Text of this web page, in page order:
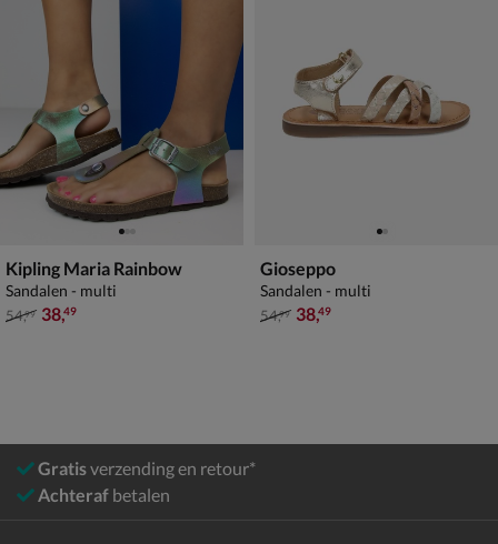
Kipling Maria Rainbow
Sandalen - multi
van € 54,99 voor € 38,49
54,99 38,49
Gioseppo
Sandalen - multi
van € 54,99 voor € 38,49
54,99 38,49
Gratisverzending en retour*
Achteraf betalen